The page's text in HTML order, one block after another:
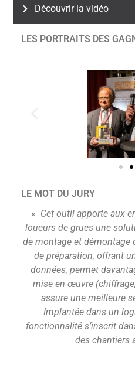
Découvrir la vidéo
LES PORTRAITS DES
LE MOT DU JURY
« Cet outil apporte aux
loueurs de grues une
de montage et démontage
de préparation, offrant
données, permet
mise en œuvre
assure une meilleure
Implantée dans un
fonctionnalité s’inscrit
des chantiers